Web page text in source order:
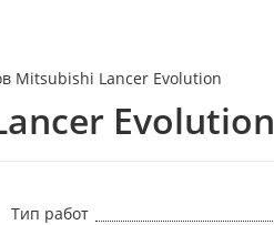
Mitsubishi Lancer Evolution
Evolution
Тип работ